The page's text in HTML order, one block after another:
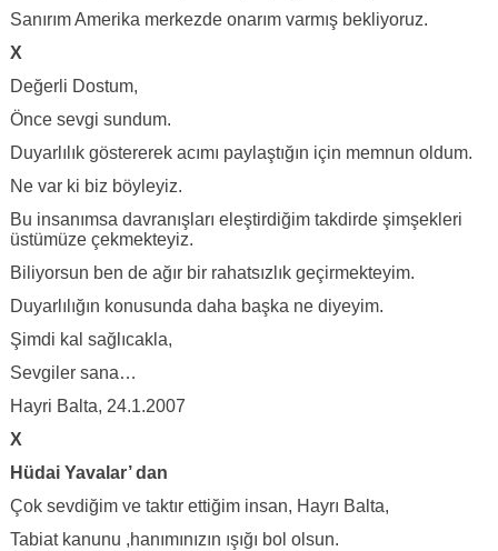
Sanırım Amerika merkezde onarım varmış bekliyoruz.
X
Değerli Dostum,
Önce sevgi sundum.
Duyarlılık göstererek acımı paylaştığın için memnun oldum.
Ne var ki biz böyleyiz.
Bu insanımsa davranışları eleştirdiğim takdirde şimşekleri
üstümüze çekmekteyiz.
Biliyorsun ben de ağır bir rahatsızlık geçirmekteyim.
Duyarlılığın konusunda daha başka ne diyeyim.
Şimdi kal sağlıcakla,
Sevgiler sana…
Hayri Balta, 24.1.2007
X
Hüdai Yavalar’ dan
Çok sevdiğim ve taktır ettiğim insan, Hayrı Balta,
Tabiat kanunu ,hanımınızın ışığı bol olsun.